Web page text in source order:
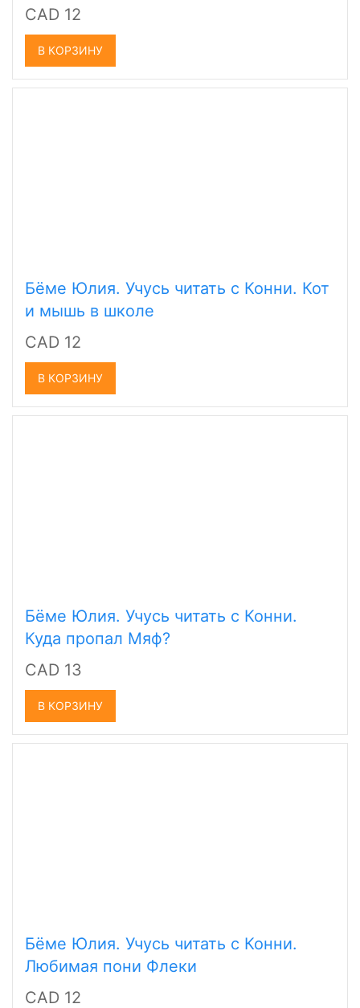
CAD 12
В КОРЗИНУ
Бёме Юлия. Учусь читать с Конни. Кот
и мышь в школе
CAD 12
В КОРЗИНУ
Бёме Юлия. Учусь читать с Конни.
Куда пропал Мяф?
CAD 13
В КОРЗИНУ
Бёме Юлия. Учусь читать с Конни.
Любимая пони Флеки
CAD 12